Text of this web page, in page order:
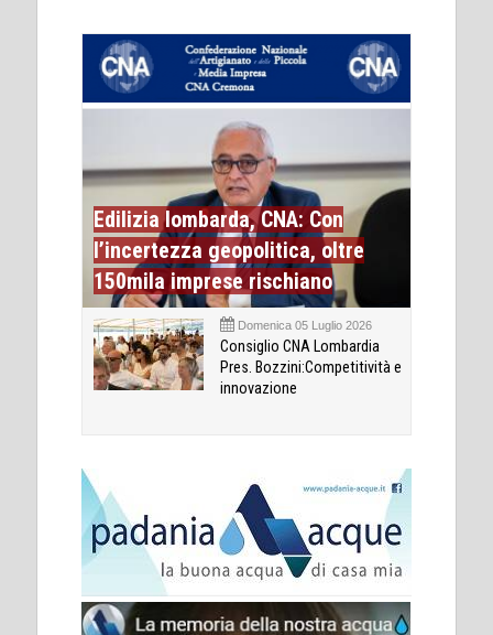
Edilizia lombarda, CNA: Con
l’incertezza geopolitica, oltre
150mila imprese rischiano
Domenica 05 Luglio 2026
Consiglio CNA Lombardia
Pres. Bozzini:Competitività e
innovazione